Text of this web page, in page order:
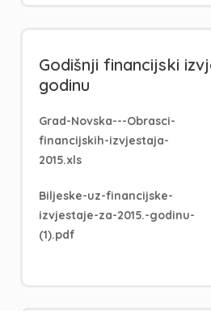
Godišnji financijski
godinu
Grad-Novska---Obrasci-
financijskih-izvjestaja-
2015.xls
Biljeske-uz-financijske-
izvjestaje-za-2015.-godinu-
(1).pdf